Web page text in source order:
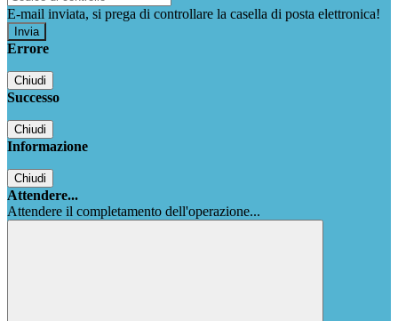
E-mail inviata, si prega di controllare la casella di posta elettronica!
Errore
Chiudi
Successo
Chiudi
Informazione
Chiudi
Attendere...
Attendere il completamento dell'operazione...